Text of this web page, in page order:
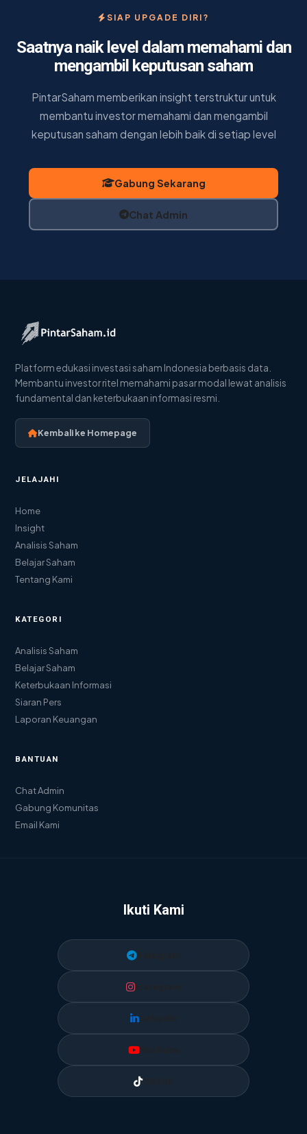
SIAP UPGADE DIRI?
Saatnya naik level dalam memahami dan
mengambil keputusan saham
PintarSaham memberikan insight terstruktur untuk
membantu investor memahami dan mengambil
keputusan saham dengan lebih baik di setiap level
Gabung Sekarang
Chat Admin
Platform edukasi investasi saham Indonesia berbasis data.
Membantu investor ritel memahami pasar modal lewat analisis
fundamental dan keterbukaan informasi resmi.
Kembali ke Homepage
JELAJAHI
Home
Insight
Analisis Saham
Belajar Saham
Tentang Kami
KATEGORI
Analisis Saham
Belajar Saham
Keterbukaan Informasi
Siaran Pers
Laporan Keuangan
BANTUAN
Chat Admin
Gabung Komunitas
Email Kami
Ikuti Kami
LinkedIn
YouTube
TikTok